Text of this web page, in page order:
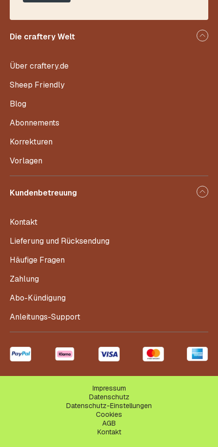
Die craftery Welt
Über craftery.de
Sheep Friendly
Blog
Abonnements
Korrekturen
Vorlagen
Kundenbetreuung
Kontakt
Lieferung und Rücksendung
Häufige Fragen
Zahlung
Abo-Kündigung
Anleitungs-Support
Impressum
Datenschutz
Datenschutz-Einstellungen
Cookies
AGB
Kontakt